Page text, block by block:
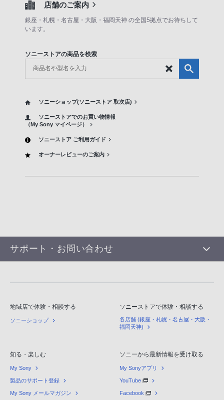
店舗のご案内
銀座・札幌・名古屋・大阪・福岡天神 の全国5拠点でお待ちして
います。
ソニーストアの商品を検索
ソニーショップ(ソニーストア 取次店)
ソニーストアでのお買い物情報
（My Sony マイページ）
ソニーストア ご利用ガイド
オーナーレビューのご案内
サポート・お問い合わせ
地域店で体験・相談する
ソニーショップ
ソニーストアで体験・相談する
各店舗 (銀座・札幌・名古屋・大阪・
福岡天神)
知る・楽しむ
My Sony
製品のサポート登録
My Sony メールマガジン
ソニーから最新情報を受け取る
My Sonyアプリ
YouTube
Facebook